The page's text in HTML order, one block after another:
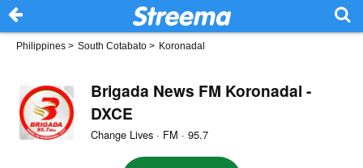
Philippines > South Cotabato > Koronadal
Brigada News FM Koronadal -
DXCE
Change Lives · FM · 95.7